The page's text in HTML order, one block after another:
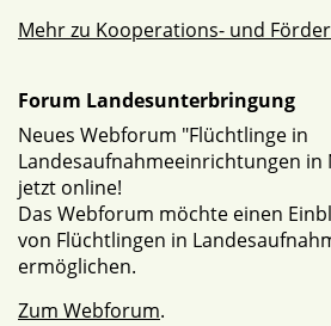
Mehr zu Kooperations- und
Forum Landesunterbringung
Neues Webforum "Flüchtlinge in
Landesaufnahmeeinrichtungen in
jetzt online!
Das Webforum möchte einen
von Flüchtlingen in
ermöglichen.
Zum Webforum.